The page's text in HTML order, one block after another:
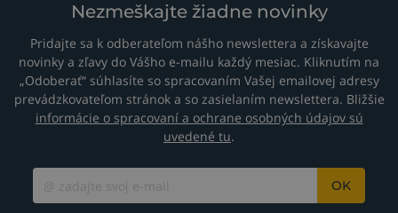
Nezmeškajte žiadne novinky
Pridajte sa k odberateľom nášho newslettera a získavajte
novinky a zľavy do Vášho e-mailu každý mesiac. Kliknutím na
„Odoberať“ súhlasíte so spracovaním Vašej emailovej adresy
prevádzkovateľom stránok a so zasielaním newslettera. Bližšie
informácie o spracovaní a ochrane osobných údajov sú
uvedené tu.
OK